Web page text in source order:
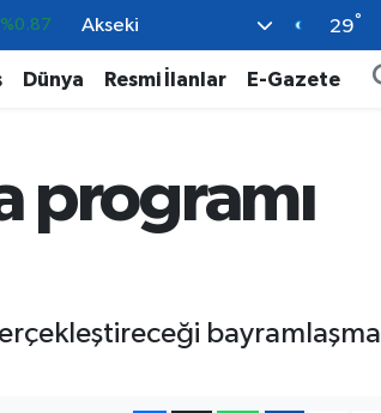
%0.87
%2.59
%-14
Akseki 29°
Dünya Resmi İlanlar E-Gazete
programı
bayramlaşma